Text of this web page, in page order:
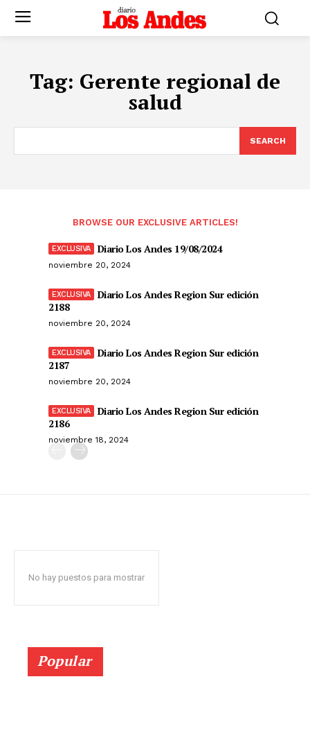
Tag: Gerente regional de
salud
SEARCH
BROWSE OUR EXCLUSIVE ARTICLES!
Diario Los Andes 19/08/2024
noviembre 20, 2024
Diario Los Andes Region Sur edición
2188
noviembre 20, 2024
Diario Los Andes Region Sur edición
2187
noviembre 20, 2024
Diario Los Andes Region Sur edición
2186
noviembre 18, 2024
No hay puestos para mostrar
Popular